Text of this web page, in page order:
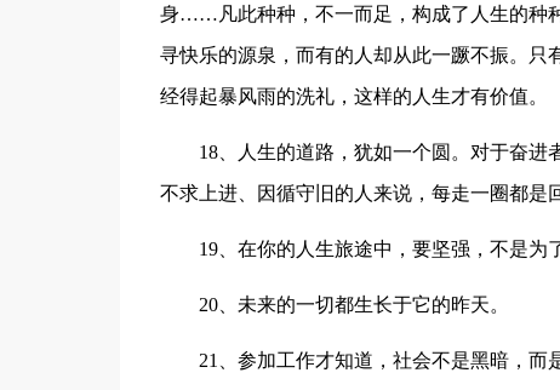
身……凡此种种，不一而足，构成了人生的种
寻快乐的源泉，而有的人却从此一蹶不振。
经得起暴风雨的洗礼，这样的人生才有价值。
18、人生的道路，犹如一个圆。对于奋
不求上进、因循守旧的人来说，每走一圈都是
19、在你的人生旅途中，要坚强，不是为
20、未来的一切都生长于它的昨天。
21、参加工作才知道，社会不是黑暗，